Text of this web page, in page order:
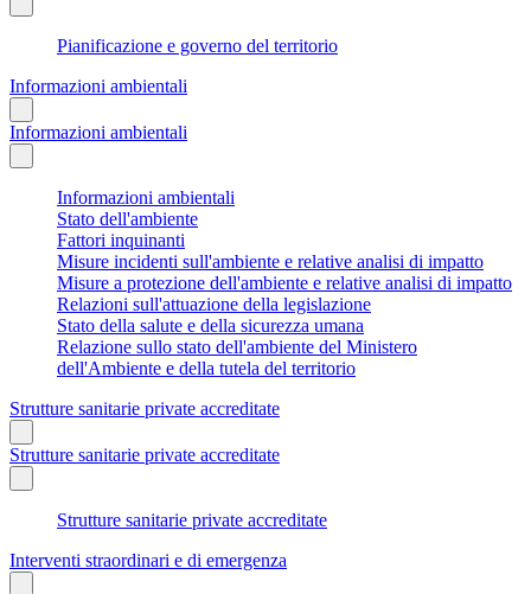
Pianificazione e governo del territorio
Informazioni ambientali
Informazioni ambientali
Informazioni ambientali
Stato dell'ambiente
Fattori inquinanti
Misure incidenti sull'ambiente e relative analisi di impatto
Misure a protezione dell'ambiente e relative analisi di impatto
Relazioni sull'attuazione della legislazione
Stato della salute e della sicurezza umana
Relazione sullo stato dell'ambiente del Ministero
dell'Ambiente e della tutela del territorio
Strutture sanitarie private accreditate
Strutture sanitarie private accreditate
Strutture sanitarie private accreditate
Interventi straordinari e di emergenza